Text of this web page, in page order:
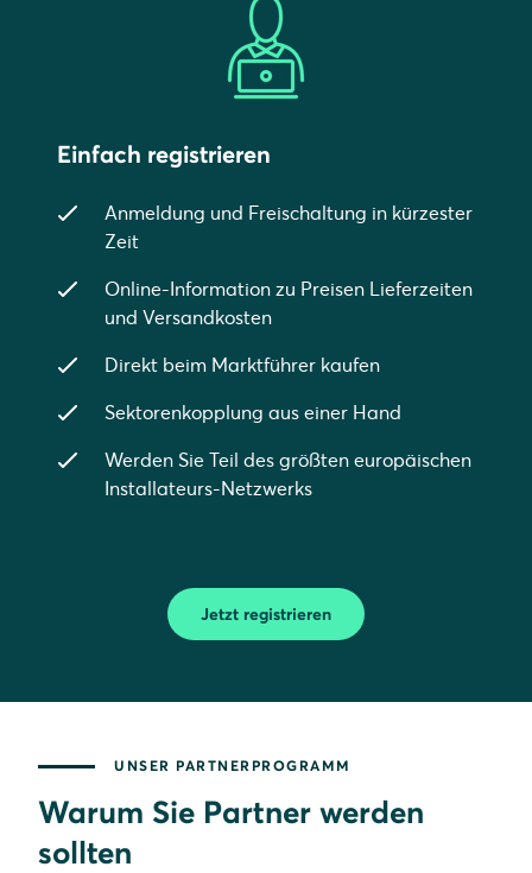
Einfach registrieren
Anmeldung und Freischaltung in kürzester
Zeit
Online-Information zu Preisen Lieferzeiten
und Versandkosten
Direkt beim Marktführer kaufen
Sektorenkopplung aus einer Hand
Werden Sie Teil des größten europäischen
Installateurs-Netzwerks
Jetzt registrieren
UNSER PARTNERPROGRAMM
Warum Sie Partner werden
sollten